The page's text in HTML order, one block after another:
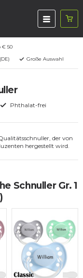
€ 50
Große Auswahl
Phthalat-frei
der von
hergestellt wird.
Schnuller Gr. 1